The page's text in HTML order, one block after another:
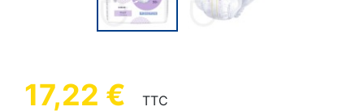
17,22 € TTC